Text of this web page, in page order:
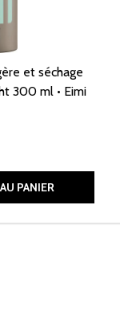
et séchage
300 ml • Eimi
UNDEFINED
DE
PANIER